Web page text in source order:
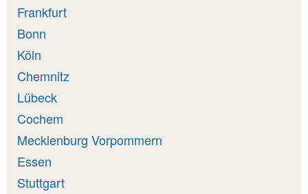
Frankfurt
Bonn
Köln
Chemnitz
Lübeck
Cochem
Mecklenburg Vorpommern
Essen
Stuttgart